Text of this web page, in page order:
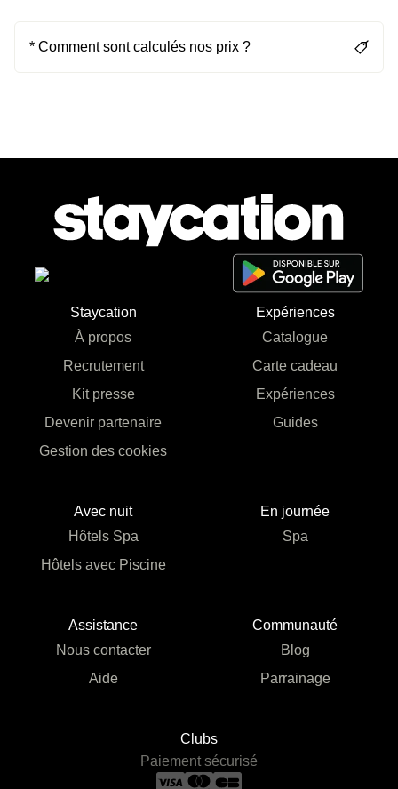
* Comment sont calculés nos prix ?
Staycation
À propos
Recrutement
Kit presse
Devenir partenaire
Gestion des cookies
Expériences
Catalogue
Carte cadeau
Expériences
Guides
Avec nuit
Hôtels Spa
Hôtels avec Piscine
En journée
Spa
Assistance
Nous contacter
Aide
Communauté
Blog
Parrainage
Clubs
Paiement sécurisé